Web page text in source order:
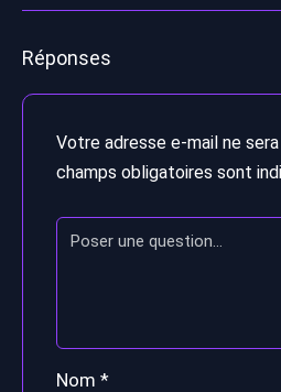
Réponses
Votre adresse e-mail ne
champs obligatoires sont
Nom *